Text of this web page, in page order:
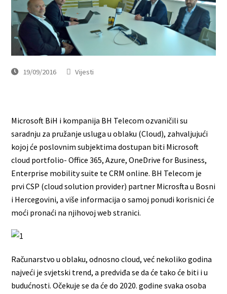
19/09/2016 Vijesti
Microsoft BiH i kompanija BH Telecom ozvaničili su
saradnju za pružanje usluga u oblaku (Cloud), zahvaljujući
kojoj će poslovnim subjektima dostupan biti Microsoft
cloud portfolio- Office 365, Azure, OneDrive for Business,
Enterprise mobility suite te CRM online. BH Telecom je
prvi CSP (cloud solution provider) partner Microsfta u Bosni
i Hercegovini, a više informacija o samoj ponudi korisnici će
moći pronaći na njihovoj web stranici.
Računarstvo u oblaku, odnosno cloud, već nekoliko godina
najveći je svjetski trend, a predviđa se da će tako će biti i u
budućnosti. Očekuje se da će do 2020. godine svaka osoba